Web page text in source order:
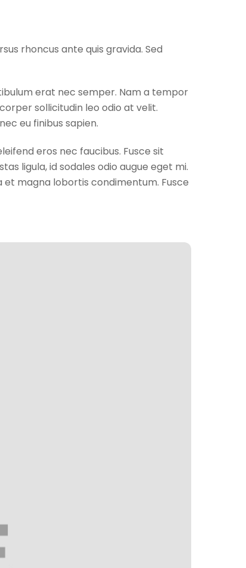
rhoncus ante quis gravida. Sed
erat nec semper. Nam a tempor
sollicitudin leo odio at velit.
eu finibus sapien.
eros nec faucibus. Fusce sit
ligula, id sodales odio augue eget mi.
et magna lobortis condimentum. Fusce